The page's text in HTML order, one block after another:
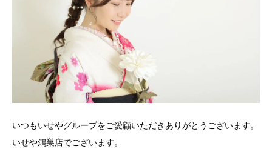
いつもいせやグループをご愛顧いただきありがとうございます。
いせや鴻巣店でございます。